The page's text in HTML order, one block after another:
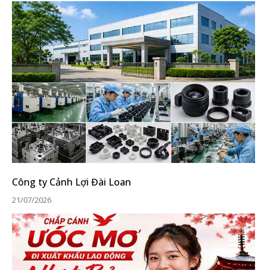
Công ty Cảnh Lợi Đài Loan
21/07/2026